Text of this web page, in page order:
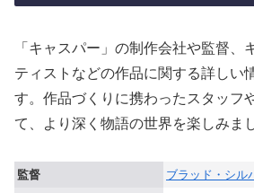
「キャスパー」の制作会社や監督、
ティストなどの作品に関する詳しい
す。作品づくりに携わったスタッフ
て、より深く物語の世界を楽しみま
監督 ブラッド・シル